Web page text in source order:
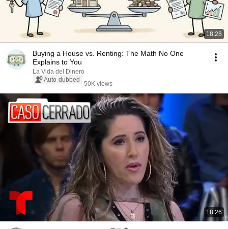
18:28
Buying a House vs. Renting: The Math No One
Explains to You
La Vida del Dinero
Auto-dubbed
50K views
18:26